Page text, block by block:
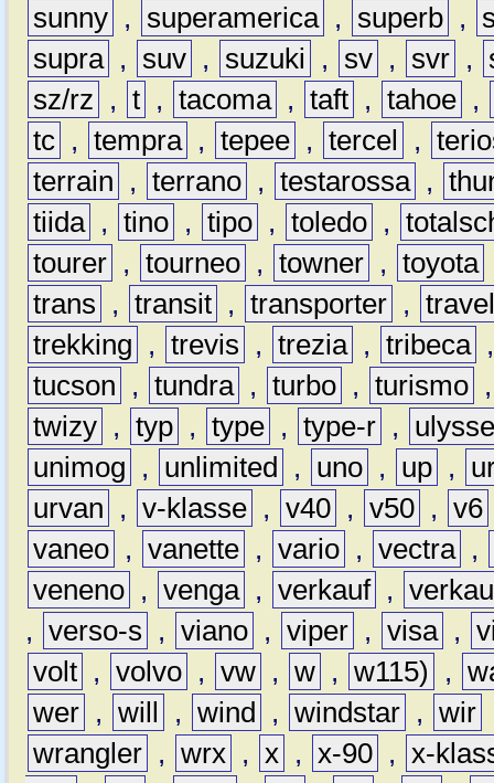
sunny , superamerica , superb ,
supra , suv , suzuki , sv , svr ,
sz/rz
, t , tacoma , taft , tahoe ,
tc , tempra , tepee , tercel ,
terrain
, terrano , testarossa ,
tiida , tino , tipo , toledo ,
tourer , tourneo , towner , toyota
trans
, transit , transporter ,
trekking
, trevis , trezia , tribeca
tucson
, tundra , turbo , turismo
twizy , typ , type , type-r ,
unimog
, unlimited , uno , up ,
urvan
, v-klasse , v40 , v50 , v6
vaneo , vanette , vario , vectra ,
veneno , venga , verkauf ,
, verso-s , viano , viper , visa ,
volt , volvo , vw , w , w115) ,
wer , will , wind , windstar , wir
wrangler , wrx , x , x-90 , x-